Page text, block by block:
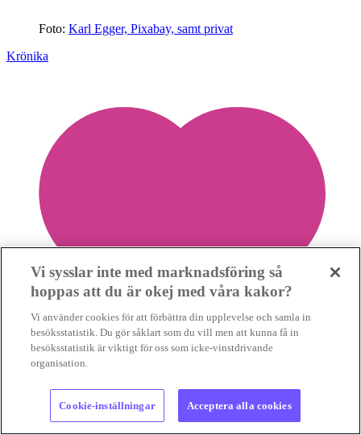
Foto: Karl Egger, Pixabay, samt privat
Krönika
Vi sysslar inte med marknadsföring så
hoppas att du är okej med våra kakor?
Vi använder cookies för att förbättra din upplevelse och samla in
besöksstatistik. Du gör såklart som du vill men att kunna få in
besöksstatistik är viktigt för oss som icke-vinstdrivande
organisation.
Cookie-inställningar Acceptera alla cookies